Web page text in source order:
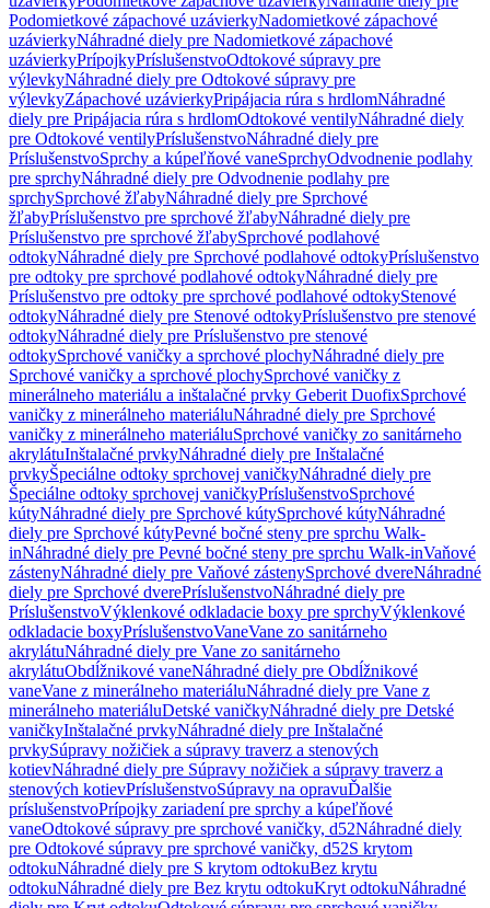
Podomietkové zápachové uzávierkyNadomietkové zápachové
uzávierkyNáhradné diely pre Nadomietkové zápachové
uzávierkyPrípojkyPríslušenstvoOdtokové súpravy pre
výlevkyNáhradné diely pre Odtokové súpravy pre
výlevkyZápachové uzávierkyPripájacia rúra s hrdlomNáhradné
diely pre Pripájacia rúra s hrdlomOdtokové ventilyNáhradné diely
pre Odtokové ventilyPríslušenstvoNáhradné diely pre
PríslušenstvoSprchy a kúpeľňové vaneSprchyOdvodnenie podlahy
pre sprchyNáhradné diely pre Odvodnenie podlahy pre
sprchySprchové žľabyNáhradné diely pre Sprchové
žľabyPríslušenstvo pre sprchové žľabyNáhradné diely pre
Príslušenstvo pre sprchové žľabySprchové podlahové
odtokyNáhradné diely pre Sprchové podlahové odtokyPríslušenstvo
pre odtoky pre sprchové podlahové odtokyNáhradné diely pre
Príslušenstvo pre odtoky pre sprchové podlahové odtokyStenové
odtokyNáhradné diely pre Stenové odtokyPríslušenstvo pre stenové
odtokyNáhradné diely pre Príslušenstvo pre stenové
odtokySprchové vaničky a sprchové plochyNáhradné diely pre
Sprchové vaničky a sprchové plochySprchové vaničky z
minerálneho materiálu a inštalačné prvky Geberit DuofixSprchové
vaničky z minerálneho materiáluNáhradné diely pre Sprchové
vaničky z minerálneho materiáluSprchové vaničky zo sanitárneho
akrylátuInštalačné prvkyNáhradné diely pre Inštalačné
prvkyŠpeciálne odtoky sprchovej vaničkyNáhradné diely pre
Špeciálne odtoky sprchovej vaničkyPríslušenstvoSprchové
kútyNáhradné diely pre Sprchové kútySprchové kútyNáhradné
diely pre Sprchové kútyPevné bočné steny pre sprchu Walk-
inNáhradné diely pre Pevné bočné steny pre sprchu Walk-inVaňové
zástenyNáhradné diely pre Vaňové zástenySprchové dvereNáhradné
diely pre Sprchové dverePríslušenstvoNáhradné diely pre
PríslušenstvoVýklenkové odkladacie boxy pre sprchyVýklenkové
odkladacie boxyPríslušenstvoVaneVane zo sanitárneho
akrylátuNáhradné diely pre Vane zo sanitárneho
akrylátuObdĺžnikové vaneNáhradné diely pre Obdĺžnikové
vaneVane z minerálneho materiáluNáhradné diely pre Vane z
minerálneho materiáluDetské vaničkyNáhradné diely pre Detské
vaničkyInštalačné prvkyNáhradné diely pre Inštalačné
prvkySúpravy nožičiek a súpravy traverz a stenových
kotievNáhradné diely pre Súpravy nožičiek a súpravy traverz a
stenových kotievPríslušenstvoSúpravy na opravuĎalšie
príslušenstvoPrípojky zariadení pre sprchy a kúpeľňové
vaneOdtokové súpravy pre sprchové vaničky, d52Náhradné diely
pre Odtokové súpravy pre sprchové vaničky, d52S krytom
odtokuNáhradné diely pre S krytom odtokuBez krytu
odtokuNáhradné diely pre Bez krytu odtokuKryt odtokuNáhradné